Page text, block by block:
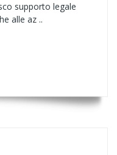
supporto legale
alle az ..